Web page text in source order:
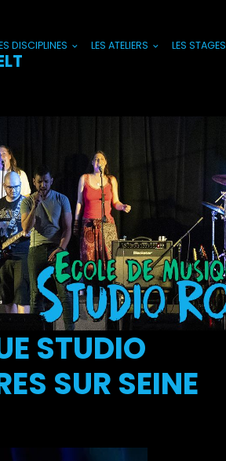
DISCIPLINES LES ATELIERS LES STAGES
STUDIO
SUR SEINE